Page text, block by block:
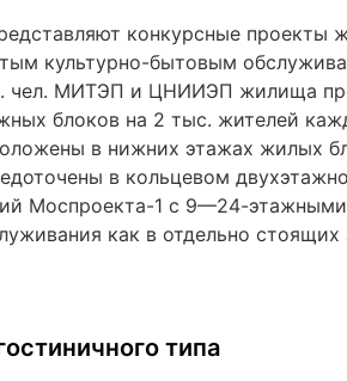
конкурсные
культурно-бытовым
чел. МИТЭП и ЦНИИЭП жилища
блоков на 2 тыс. жителей
в нижних этажах жилых
в кольцевом
Моспроекта-1 с 9—24-
как в отдельно
типа